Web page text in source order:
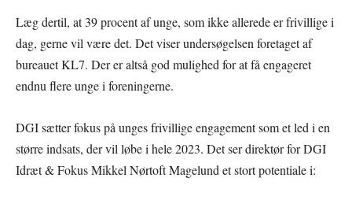
Læg dertil, at 39 procent af unge, som ikke allerede er frivillige i
dag, gerne vil være det. Det viser undersøgelsen foretaget af
bureauet KL7. Der er altså god mulighed for at få engageret
endnu flere unge i foreningerne.
DGI sætter fokus på unges frivillige engagement som et led i en
større indsats, der vil løbe i hele 2023. Det ser direktør for DGI
Idræt & Fokus Mikkel Nørtoft Magelund et stort potentiale i: